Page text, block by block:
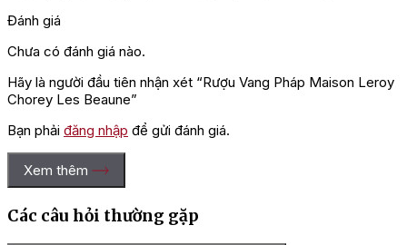
Đánh giá
Chưa có đánh giá nào.
Hãy là người đầu tiên nhận xét “Rượu Vang Pháp Maison Leroy
Chorey Les Beaune”
Bạn phải đăng nhập để gửi đánh giá.
Xem thêm
Các câu hỏi thường gặp